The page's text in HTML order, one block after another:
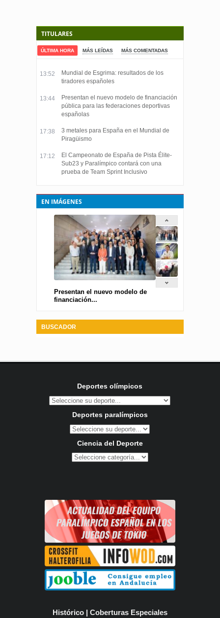
TITULARES
ÚLTIMA HORA MÁS LEÍDAS MÁS COMENTADAS
13:52
Mundial de Esgrima: resultados de los
tiradores españoles
13:44
Presentan el nuevo modelo de financiación
pública para las federaciones deportivas
españolas
17:38
3 metales para España en el Mundial de
Piragüismo
17:12
El Campeonato de España de Pista Élite-
Sub23 y Paralímpico contará con una
prueba de Team Sprint Inclusivo
EN IMÁGENES
Presentan el nuevo modelo de
financiación...
BUSCADOR
Deportes olímpicos
Deportes paralímpicos
Ciencia del Deporte
Histórico | Coberturas Especiales